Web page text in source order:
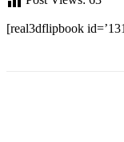
[real3dflipbook